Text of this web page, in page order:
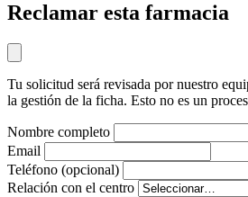
Reclamar esta farmacia
Tu solicitud será revisada por nuestro
la gestión de la ficha. Esto no es un
Nombre completo
Email
Teléfono (opcional)
Relación con el centro